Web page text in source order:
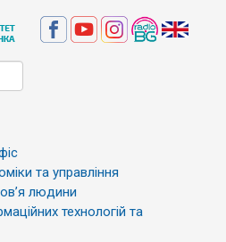
та управління
людини
технологій та